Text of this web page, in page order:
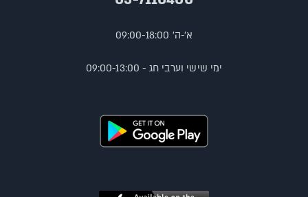
א'-ה' 09:00-18:00
ימי שישי וערבי חג - 09:00-13:00